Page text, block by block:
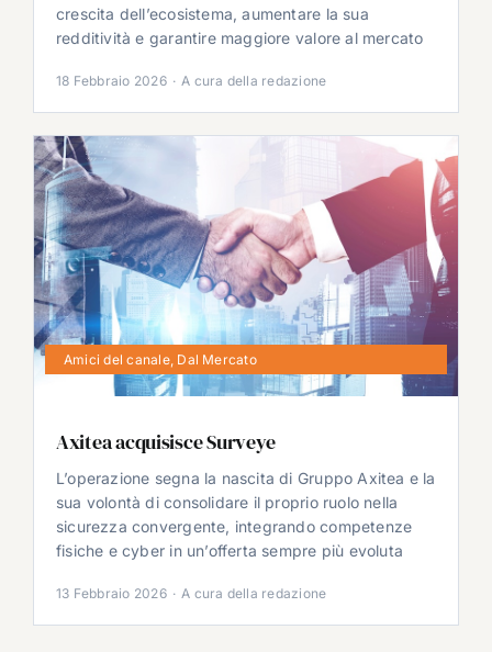
crescita dell’ecosistema, aumentare la sua
redditività e garantire maggiore valore al mercato
18 Febbraio 2026 · A cura della redazione
Amici del canale, Dal Mercato
Axitea acquisisce Surveye
L’operazione segna la nascita di Gruppo Axitea e la
sua volontà di consolidare il proprio ruolo nella
sicurezza convergente, integrando competenze
fisiche e cyber in un’offerta sempre più evoluta
13 Febbraio 2026 · A cura della redazione